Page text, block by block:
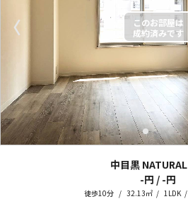
〈
中目黒 NATURAL
-円 / -円
徒歩10分 32.13㎡ 1LDK